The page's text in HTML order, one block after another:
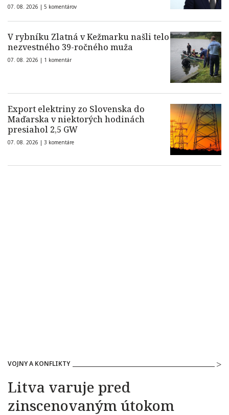
07. 08. 2026 | 5 komentárov
V rybníku Zlatná v Kežmarku našli telo
nezvestného 39-ročného muža
07. 08. 2026 | 1 komentár
Export elektriny zo Slovenska do
Maďarska v niektorých hodinách
presiahol 2,5 GW
07. 08. 2026 | 3 komentáre
VOJNY A KONFLIKTY
Litva varuje pred
zinscenovaným útokom